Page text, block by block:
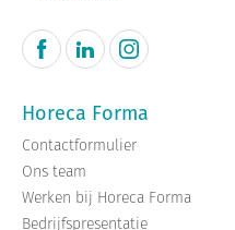
Horeca Forma
Contactformulier
Ons team
Werken bij Horeca Forma
Bedrijfspresentatie